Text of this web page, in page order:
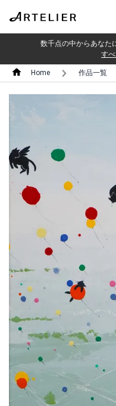
数千点の中からあなた
す
Home 作品一覧